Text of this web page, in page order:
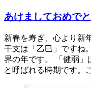
あけましておめで
新春を寿ぎ、心より新
干支は「乙巳」ですね
界の年です。 「健弱」
と呼ばれる時期です。